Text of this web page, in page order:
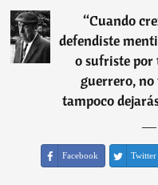
“Cuando
defendiste
o sufriste por
guerrero, no
tampoco
―
Facebook Twitter